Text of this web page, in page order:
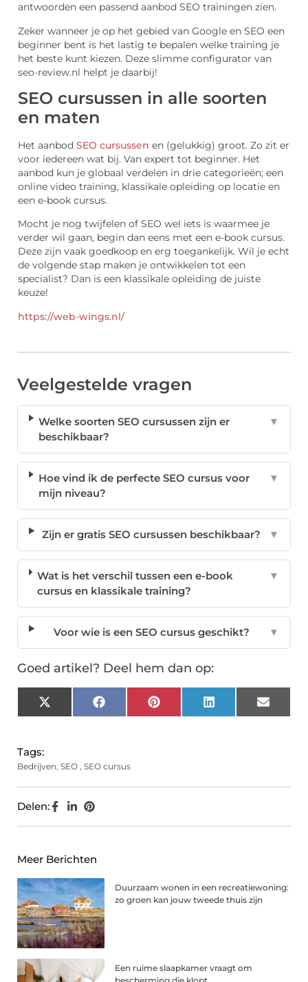
antwoorden een passend aanbod SEO trainingen zien.
Zeker wanneer je op het gebied van Google en SEO een
beginner bent is het lastig te bepalen welke training je
het beste kunt kiezen. Deze slimme configurator van
seo-review.nl helpt je daarbij!
SEO cursussen in alle soorten
en maten
Het aanbod SEO cursussen en (gelukkig) groot. Zo zit er
voor iedereen wat bij. Van expert tot beginner. Het
aanbod kun je globaal verdelen in drie categorieën; een
online video training, klassikale opleiding op locatie en
een e-book cursus.
Mocht je nog twijfelen of SEO wel iets is waarmee je
verder wil gaan, begin dan eens met een e-book cursus.
Deze zijn vaak goedkoop en erg toegankelijk. Wil je echt
de volgende stap maken je ontwikkelen tot een
specialist? Dan is een klassikale opleiding de juiste
keuze!
https://web-wings.nl/
Veelgestelde vragen
Welke soorten SEO cursussen zijn er
beschikbaar?
▼
Hoe vind ik de perfecte SEO cursus voor
mijn niveau?
▼
Zijn er gratis SEO cursussen beschikbaar? ▼
Wat is het verschil tussen een e-book
cursus en klassikale training?
▼
Voor wie is een SEO cursus geschikt? ▼
Goed artikel? Deel hem dan op:
X
(Twitter)
FacebookPinterest LinkedIn Email
Tags:
Bedrijven, SEO , SEO cursus
Delen:
Meer Berichten
Duurzaam wonen in een recreatiewoning:
zo groen kan jouw tweede thuis zijn
Een ruime slaapkamer vraagt om